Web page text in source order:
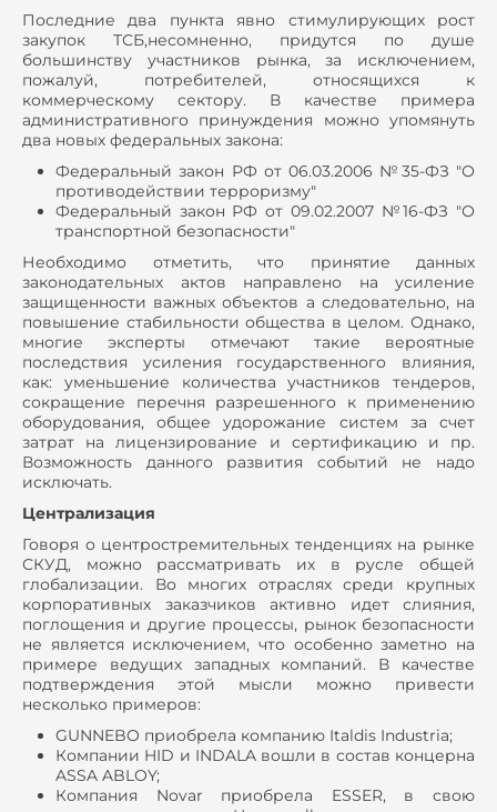
Последние два пункта явно стимулирующих рост
закупок ТСБ,несомненно, придутся по душе
большинству участников рынка, за исключением,
пожалуй, потребителей, относящихся к
коммерческому сектору. В качестве примера
административного принуждения можно упомянуть
два новых федеральных закона:
Федеральный закон РФ от 06.03.2006 №35-ФЗ "О
противодействии терроризму"
Федеральный закон РФ от 09.02.2007 №16-ФЗ "О
транспортной безопасности"
Необходимо отметить, что принятие данных
законодательных актов направлено на усиление
защищенности важных объектов а следовательно, на
повышение стабильности общества в целом. Однако,
многие эксперты отмечают такие вероятные
последствия усиления государственного влияния,
как: уменьшение количества участников тендеров,
сокращение перечня разрешенного к применению
оборудования, общее удорожание систем за счет
затрат на лицензирование и сертификацию и пр.
Возможность данного развития событий не надо
исключать.
Централизация
Говоря о центростремительных тенденциях на рынке
СКУД, можно рассматривать их в русле общей
глобализации. Во многих отраслях среди крупных
корпоративных заказчиков активно идет слияния,
поглощения и другие процессы, рынок безопасности
не является исключением, что особенно заметно на
примере ведущих западных компаний. В качестве
подтверждения этой мысли можно привести
несколько примеров:
GUNNEBO приобрела компанию Italdis Industria;
Компании HID и INDALA вошли в состав концерна
ASSA ABLOY;
Компания Novar приобрела ESSER, в свою